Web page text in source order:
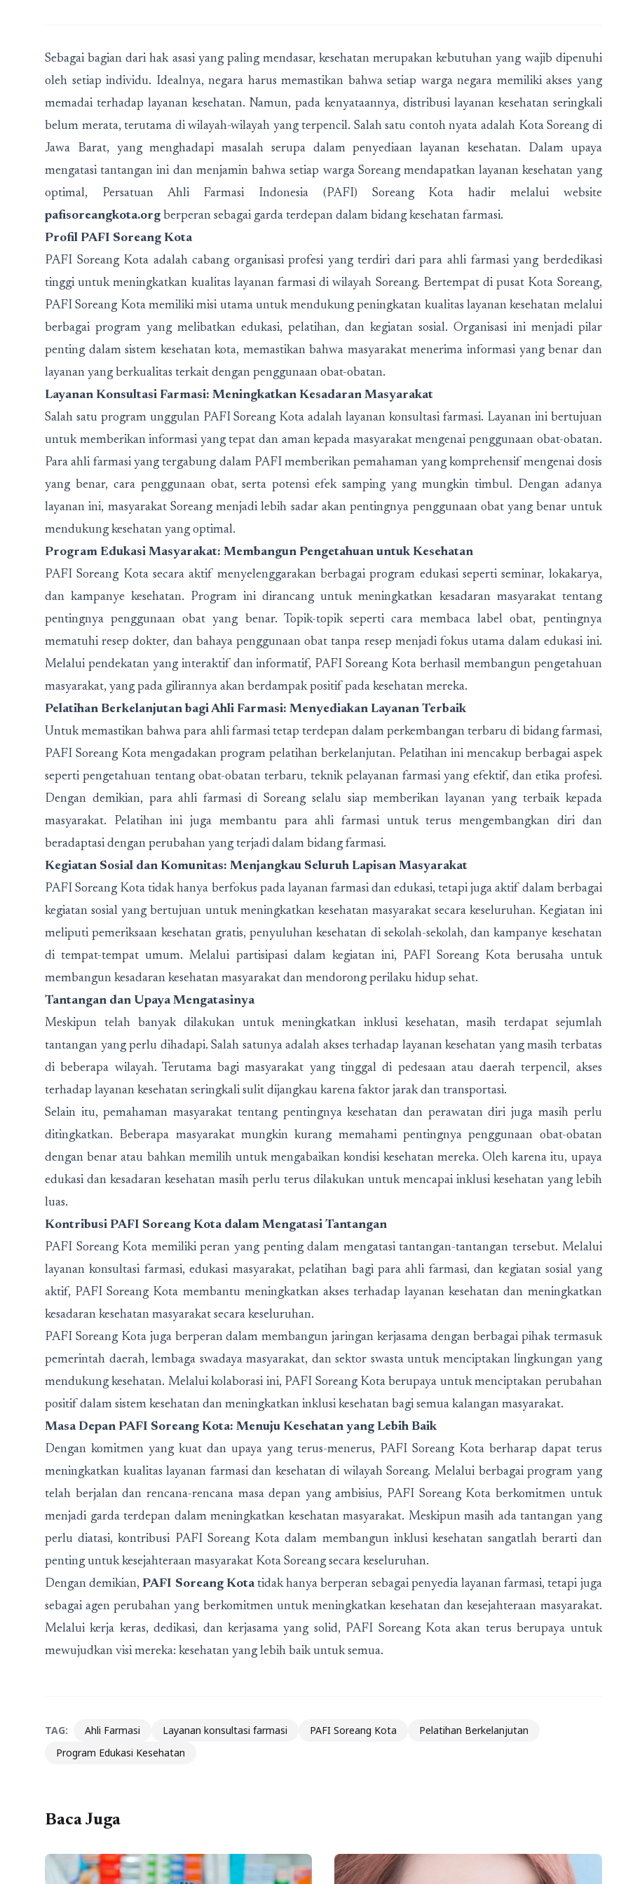
Sebagai bagian dari hak asasi yang paling mendasar, kesehatan merupakan kebutuhan yang wajib dipenuhi
oleh setiap individu. Idealnya, negara harus memastikan bahwa setiap warga negara memiliki akses yang
memadai terhadap layanan kesehatan. Namun, pada kenyataannya, distribusi layanan kesehatan seringkali
belum merata, terutama di wilayah-wilayah yang terpencil. Salah satu contoh nyata adalah Kota Soreang di
Jawa Barat, yang menghadapi masalah serupa dalam penyediaan layanan kesehatan. Dalam upaya
mengatasi tantangan ini dan menjamin bahwa setiap warga Soreang mendapatkan layanan kesehatan yang
optimal, Persatuan Ahli Farmasi Indonesia (PAFI) Soreang Kota hadir melalui website
pafisoreangkota.org berperan sebagai garda terdepan dalam bidang kesehatan farmasi.
Profil PAFI Soreang Kota
PAFI Soreang Kota adalah cabang organisasi profesi yang terdiri dari para ahli farmasi yang berdedikasi
tinggi untuk meningkatkan kualitas layanan farmasi di wilayah Soreang. Bertempat di pusat Kota Soreang,
PAFI Soreang Kota memiliki misi utama untuk mendukung peningkatan kualitas layanan kesehatan melalui
berbagai program yang melibatkan edukasi, pelatihan, dan kegiatan sosial. Organisasi ini menjadi pilar
penting dalam sistem kesehatan kota, memastikan bahwa masyarakat menerima informasi yang benar dan
layanan yang berkualitas terkait dengan penggunaan obat-obatan.
Layanan Konsultasi Farmasi: Meningkatkan Kesadaran Masyarakat
Salah satu program unggulan PAFI Soreang Kota adalah layanan konsultasi farmasi. Layanan ini bertujuan
untuk memberikan informasi yang tepat dan aman kepada masyarakat mengenai penggunaan obat-obatan.
Para ahli farmasi yang tergabung dalam PAFI memberikan pemahaman yang komprehensif mengenai dosis
yang benar, cara penggunaan obat, serta potensi efek samping yang mungkin timbul. Dengan adanya
layanan ini, masyarakat Soreang menjadi lebih sadar akan pentingnya penggunaan obat yang benar untuk
mendukung kesehatan yang optimal.
Program Edukasi Masyarakat: Membangun Pengetahuan untuk Kesehatan
PAFI Soreang Kota secara aktif menyelenggarakan berbagai program edukasi seperti seminar, lokakarya,
dan kampanye kesehatan. Program ini dirancang untuk meningkatkan kesadaran masyarakat tentang
pentingnya penggunaan obat yang benar. Topik-topik seperti cara membaca label obat, pentingnya
mematuhi resep dokter, dan bahaya penggunaan obat tanpa resep menjadi fokus utama dalam edukasi ini.
Melalui pendekatan yang interaktif dan informatif, PAFI Soreang Kota berhasil membangun pengetahuan
masyarakat, yang pada gilirannya akan berdampak positif pada kesehatan mereka.
Pelatihan Berkelanjutan bagi Ahli Farmasi: Menyediakan Layanan Terbaik
Untuk memastikan bahwa para ahli farmasi tetap terdepan dalam perkembangan terbaru di bidang farmasi,
PAFI Soreang Kota mengadakan program pelatihan berkelanjutan. Pelatihan ini mencakup berbagai aspek
seperti pengetahuan tentang obat-obatan terbaru, teknik pelayanan farmasi yang efektif, dan etika profesi.
Dengan demikian, para ahli farmasi di Soreang selalu siap memberikan layanan yang terbaik kepada
masyarakat. Pelatihan ini juga membantu para ahli farmasi untuk terus mengembangkan diri dan
beradaptasi dengan perubahan yang terjadi dalam bidang farmasi.
Kegiatan Sosial dan Komunitas: Menjangkau Seluruh Lapisan Masyarakat
PAFI Soreang Kota tidak hanya berfokus pada layanan farmasi dan edukasi, tetapi juga aktif dalam berbagai
kegiatan sosial yang bertujuan untuk meningkatkan kesehatan masyarakat secara keseluruhan. Kegiatan ini
meliputi pemeriksaan kesehatan gratis, penyuluhan kesehatan di sekolah-sekolah, dan kampanye kesehatan
di tempat-tempat umum. Melalui partisipasi dalam kegiatan ini, PAFI Soreang Kota berusaha untuk
membangun kesadaran kesehatan masyarakat dan mendorong perilaku hidup sehat.
Tantangan dan Upaya Mengatasinya
Meskipun telah banyak dilakukan untuk meningkatkan inklusi kesehatan, masih terdapat sejumlah
tantangan yang perlu dihadapi. Salah satunya adalah akses terhadap layanan kesehatan yang masih terbatas
di beberapa wilayah. Terutama bagi masyarakat yang tinggal di pedesaan atau daerah terpencil, akses
terhadap layanan kesehatan seringkali sulit dijangkau karena faktor jarak dan transportasi.
Selain itu, pemahaman masyarakat tentang pentingnya kesehatan dan perawatan diri juga masih perlu
ditingkatkan. Beberapa masyarakat mungkin kurang memahami pentingnya penggunaan obat-obatan
dengan benar atau bahkan memilih untuk mengabaikan kondisi kesehatan mereka. Oleh karena itu, upaya
edukasi dan kesadaran kesehatan masih perlu terus dilakukan untuk mencapai inklusi kesehatan yang lebih
luas.
Kontribusi PAFI Soreang Kota dalam Mengatasi Tantangan
PAFI Soreang Kota memiliki peran yang penting dalam mengatasi tantangan-tantangan tersebut. Melalui
layanan konsultasi farmasi, edukasi masyarakat, pelatihan bagi para ahli farmasi, dan kegiatan sosial yang
aktif, PAFI Soreang Kota membantu meningkatkan akses terhadap layanan kesehatan dan meningkatkan
kesadaran kesehatan masyarakat secara keseluruhan.
PAFI Soreang Kota juga berperan dalam membangun jaringan kerjasama dengan berbagai pihak termasuk
pemerintah daerah, lembaga swadaya masyarakat, dan sektor swasta untuk menciptakan lingkungan yang
mendukung kesehatan. Melalui kolaborasi ini, PAFI Soreang Kota berupaya untuk menciptakan perubahan
positif dalam sistem kesehatan dan meningkatkan inklusi kesehatan bagi semua kalangan masyarakat.
Masa Depan PAFI Soreang Kota: Menuju Kesehatan yang Lebih Baik
Dengan komitmen yang kuat dan upaya yang terus-menerus, PAFI Soreang Kota berharap dapat terus
meningkatkan kualitas layanan farmasi dan kesehatan di wilayah Soreang. Melalui berbagai program yang
telah berjalan dan rencana-rencana masa depan yang ambisius, PAFI Soreang Kota berkomitmen untuk
menjadi garda terdepan dalam meningkatkan kesehatan masyarakat. Meskipun masih ada tantangan yang
perlu diatasi, kontribusi PAFI Soreang Kota dalam membangun inklusi kesehatan sangatlah berarti dan
penting untuk kesejahteraan masyarakat Kota Soreang secara keseluruhan.
Dengan demikian,PAFI Soreang Kotatidak hanya berperan sebagai penyedia layanan farmasi, tetapi juga
sebagai agen perubahan yang berkomitmen untuk meningkatkan kesehatan dan kesejahteraan masyarakat.
Melalui kerja keras, dedikasi, dan kerjasama yang solid, PAFI Soreang Kota akan terus berupaya untuk
mewujudkan visi mereka: kesehatan yang lebih baik untuk semua.
TAG: Ahli Farmasi Layanan konsultasi farmasi PAFI Soreang Kota
Pelatihan Berkelanjutan
Program Edukasi Kesehatan
Baca Juga